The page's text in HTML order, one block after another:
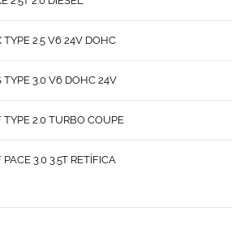
TYPE 2.5 V6 24V DOHC
TYPE 3.0 V6 DOHC 24V
TYPE 2.0 TURBO COUPE
3.0 3.5T RETÍFICA